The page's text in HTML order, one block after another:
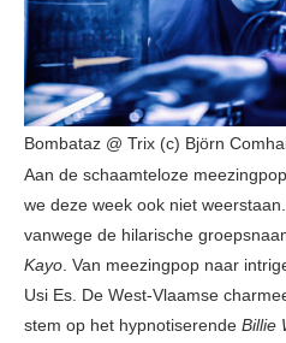
Bombataz @ Trix (c) Björn
Aan de schaamteloze
we deze week ook niet
vanwege de hilarische
Kayo . Van meezingpop naar
Usi Es. De West-Vlaamse
stem op het hypnotiserende Billie